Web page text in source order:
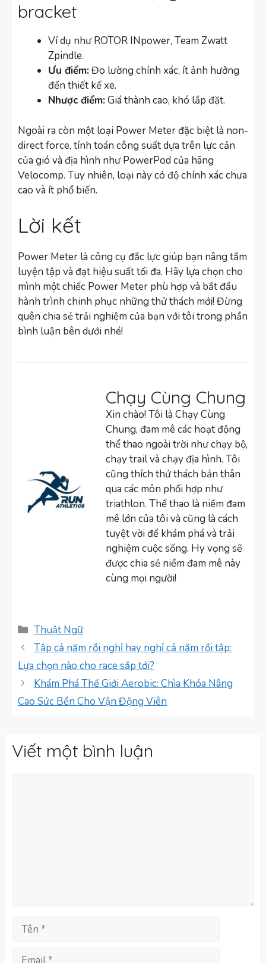
bracket
Ví dụ như ROTOR INpower, Team Zwatt
Zpindle.
Ưu điểm:Đo lường chính xác, ít ảnh hưởng
đến thiết kế xe.
Nhược điểm:Giá thành cao, khó lắp đặt.
Ngoài ra còn một loại Power Meter đặc biệt là non-
direct force, tính toán công suất dựa trên lực cản
của gió và địa hình như PowerPod của hãng
Velocomp. Tuy nhiên, loại này có độ chính xác chưa
cao và ít phổ biến.
Lời kết
Power Meter là công cụ đắc lực giúp bạn nâng tầm
luyện tập và đạt hiệu suất tối đa. Hãy lựa chọn cho
mình một chiếc Power Meter phù hợp và bắt đầu
hành trình chinh phục những thử thách mới! Đừng
quên chia sẻ trải nghiệm của bạn với tôi trong phần
bình luận bên dưới nhé!
Chạy Cùng Chung
Xin chào! Tôi là Chạy Cùng
Chung, đam mê các hoạt động
thể thao ngoài trời như chạy bộ,
chạy trail và chạy địa hình. Tôi
cũng thích thử thách bản thân
qua các môn phối hợp như
triathlon. Thể thao là niềm đam
mê lớn của tôi và cũng là cách
tuyệt vời để khám phá và trải
nghiệm cuộc sống. Hy vọng sẽ
được chia sẻ niềm đam mê này
cùng mọi người!
Danh
mục
Thuật Ngữ
Tập cả năm rồi nghỉ hay nghỉ cả năm rồi tập:
Lựa chọn nào cho race sắp tới?
Khám Phá Thế Giới Aerobic: Chìa Khóa Nâng
Cao Sức Bền Cho Vận Động Viên
Viết một bình luận
Tên
Email